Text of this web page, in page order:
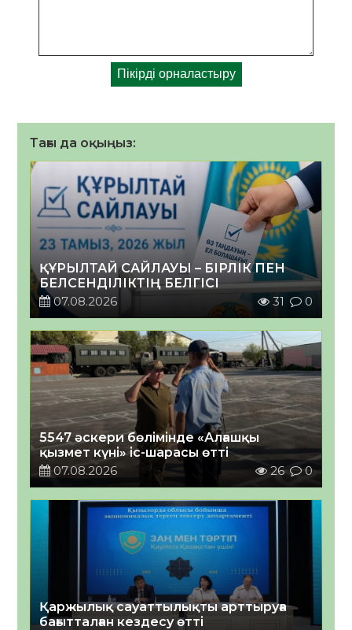
Тағы да оқыңыз:
ҚҰРЫЛТАЙ САЙЛАУЫ – БІРЛІК ПЕН
БЕЛСЕНДІЛІКТІҢ БЕЛГІСІ
07.08.2026
31 0
5547 әскери бөлімінде «Алғашқы
қызмет күні» іс-шарасы өтті
07.08.2026
26 0
Қаржылық сауаттылықты арттыруға
бағытталған кездесу өтті